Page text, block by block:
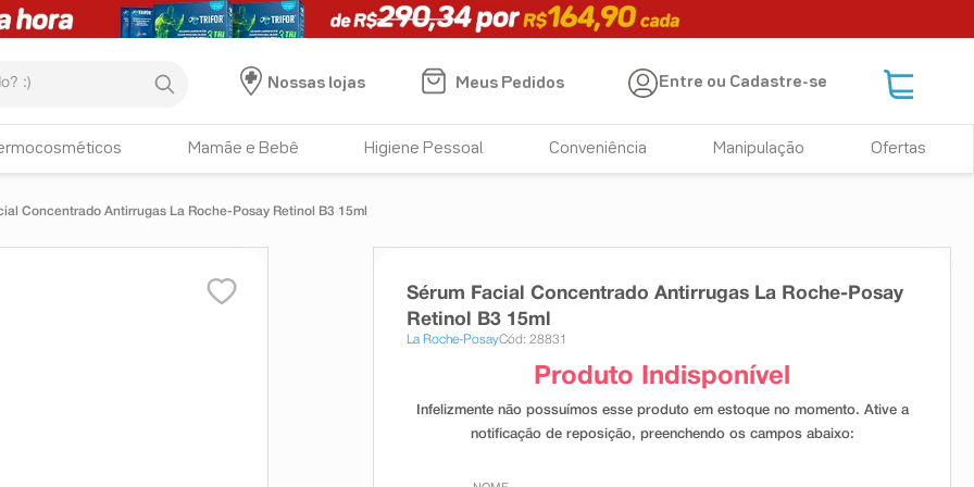
Nossas lojas
Meus Pedidos Entre ou Cadastre-se
Mamãe e Bebê Higiene Pessoal Conveniência Manipulação Ofertas
Concentrado Antirrugas La Roche-Posay Retinol B3 15ml
Sérum Facial Concentrado Antirrugas La Roche-Posay
Retinol B3 15ml
La Roche-PosayCód: 28831